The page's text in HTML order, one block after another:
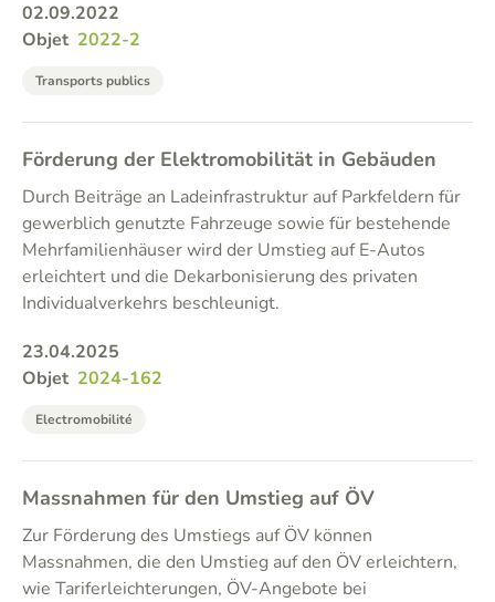
02.09.2022
Objet 2022-2
Transports publics
Förderung der Elektromobilität in Gebäuden
Durch Beiträge an Ladeinfrastruktur auf Parkfeldern für
gewerblich genutzte Fahrzeuge sowie für bestehende
Mehrfamilienhäuser wird der Umstieg auf E-Autos
erleichtert und die Dekarbonisierung des privaten
Individualverkehrs beschleunigt.
23.04.2025
Objet 2024-162
Electromobilité
Massnahmen für den Umstieg auf ÖV
Zur Förderung des Umstiegs auf ÖV können
Massnahmen, die den Umstieg auf den ÖV erleichtern,
wie Tariferleichterungen, ÖV-Angebote bei